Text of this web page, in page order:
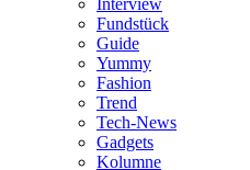
Interview
Fundstück
Guide
Yummy
Fashion
Trend
Tech-News
Gadgets
Kolumne